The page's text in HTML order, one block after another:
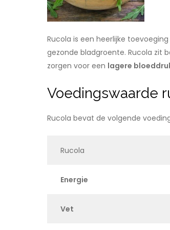
Rucola is een heerlijke
gezonde bladgroente. Rucola zit
zorgen voor een lagere
Voedingswaarde
Rucola bevat de volgende
Rucola
Energie
Vet